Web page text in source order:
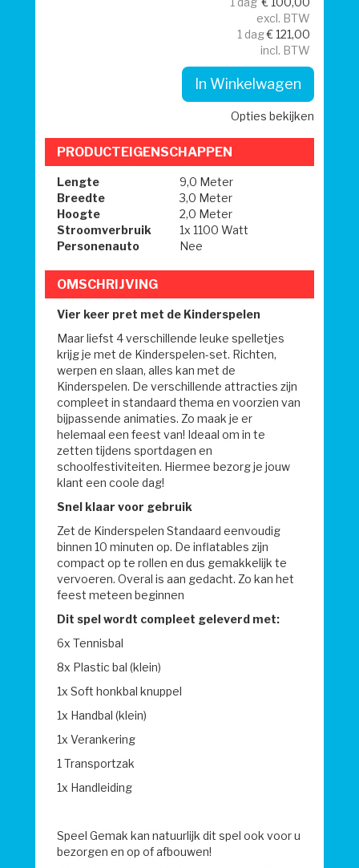
excl. BTW
1 dag€ 121,00
incl. BTW
In Winkelwagen
Opties bekijken
PRODUCTEIGENSCHAPPEN
Lengte
9,0 Meter
Breedte
3,0 Meter
Hoogte
2,0 Meter
Stroomverbruik
1x 1100 Watt
Personenauto
Nee
OMSCHRIJVING
Vier keer pret met de Kinderspelen
Maar liefst 4 verschillende leuke spelletjes
krijg je met de Kinderspelen-set. Richten,
werpen en slaan, alles kan met de
Kinderspelen. De verschillende attracties zijn
compleet in standaard thema en voorzien van
bijpassende animaties. Zo maak je er
helemaal een feest van! Ideaal om in te
zetten tijdens sportdagen en
schoolfestiviteiten. Hiermee bezorg je jouw
klant een coole dag!
Snel klaar voor gebruik
Zet de Kinderspelen Standaard eenvoudig
binnen 10 minuten op. De inflatables zijn
compact op te rollen en dus gemakkelijk te
vervoeren. Overal is aan gedacht. Zo kan het
feest meteen beginnen
Dit spel wordt compleet geleverd met:
6x Tennisbal
8x Plastic bal (klein)
1x Soft honkbal knuppel
1x Handbal (klein)
1x Verankering
1 Transportzak
1x Handleiding
Speel Gemak kan natuurlijk dit spel ook voor u
bezorgen en op of afbouwen!